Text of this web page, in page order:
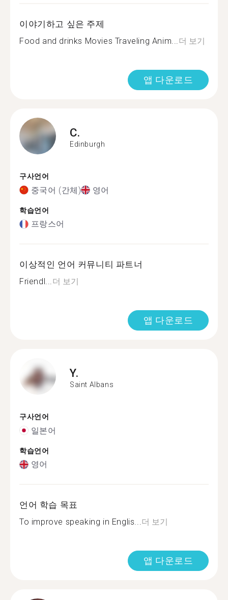
이야기하고 싶은 주제
Food and drinks Movies Traveling Anim...더 보기
앱 다운로드
C.
Edinburgh
구사언어
중국어 (간체) 영어
학습언어
프랑스어
이상적인 언어 커뮤니티 파트너
Friendl...더 보기
앱 다운로드
Y.
Saint Albans
구사언어
일본어
학습언어
영어
언어 학습 목표
To improve speaking in Englis...더 보기
앱 다운로드